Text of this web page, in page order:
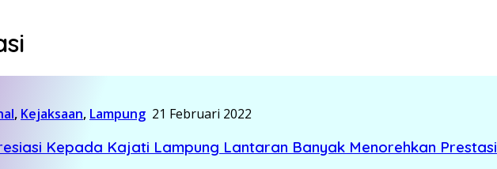
, Kejaksaan, Lampung 21 Februari 2022
Kepada Kajati Lampung Lantaran Banyak Menorehkan Prestasi